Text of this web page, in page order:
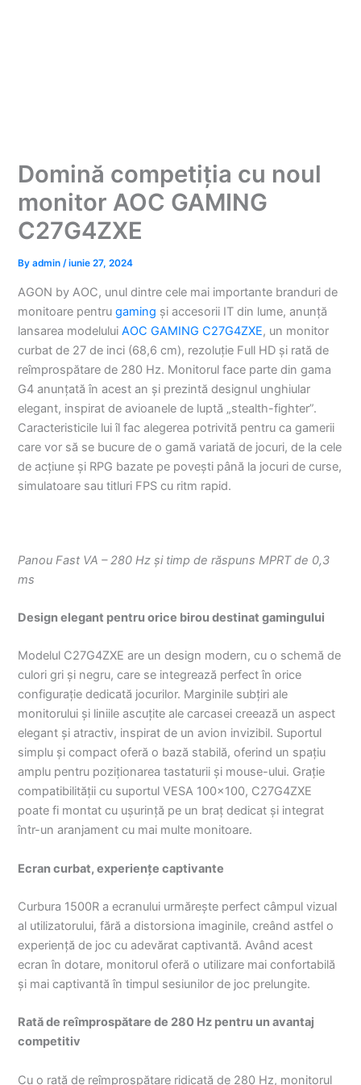
Domină competiția cu noul
monitor AOC GAMING
C27G4ZXE
Byadmin/iunie 27, 2024
AGON by AOC, unul dintre cele mai importante branduri de
monitoare pentrugaming și accesorii IT din lume, anunță
lansarea modeluluiAOC GAMING C27G4ZXE, un monitor
curbat de 27 de inci (68,6 cm), rezoluție Full HD și rată de
reîmprospătare de 280 Hz. Monitorul face parte din gama
G4 anunțată în acest an și prezintă designul unghiular
elegant, inspirat de avioanele de luptă „stealth-fighter”.
Caracteristicile lui îl fac alegerea potrivită pentru ca gamerii
care vor să se bucure de o gamă variată de jocuri, de la cele
de acțiune și RPG bazate pe povești până la jocuri de curse,
simulatoare sau titluri FPS cu ritm rapid.
Panou Fast VA – 280 Hz și timp de răspuns MPRT de 0,3
ms
Design elegant pentru orice birou destinat gamingului
Modelul C27G4ZXE are un design modern, cu o schemă de
culori gri și negru, care se integrează perfect în orice
configurație dedicată jocurilor. Marginile subțiri ale
monitorului și liniile ascuțite ale carcasei creează un aspect
elegant și atractiv, inspirat de un avion invizibil. Suportul
simplu și compact oferă o bază stabilă, oferind un spațiu
amplu pentru poziționarea tastaturii și mouse-ului. Grație
compatibilității cu suportul VESA 100×100, C27G4ZXE
poate fi montat cu ușurință pe un braț dedicat și integrat
într-un aranjament cu mai multe monitoare.
Ecran curbat, experiențe captivante
Curbura 1500R a ecranului urmărește perfect câmpul vizual
al utilizatorului, fără a distorsiona imaginile, creând astfel o
experiență de joc cu adevărat captivantă. Având acest
ecran în dotare, monitorul oferă o utilizare mai confortabilă
și mai captivantă în timpul sesiunilor de joc prelungite.
Rată de reîmprospătare de 280 Hz pentru un avantaj
competitiv
Cu o rată de reîmprospătare ridicată de 280 Hz, monitorul